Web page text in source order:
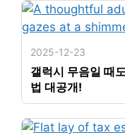
2025-12-23
갤럭시 무음일 때
법 대공개!